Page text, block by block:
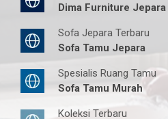
Dima Furniture Jepara
Sofa Jepara Terbaru
Sofa Tamu Jepara
Spesialis Ruang Tamu
Sofa Tamu Murah
Koleksi Terbaru